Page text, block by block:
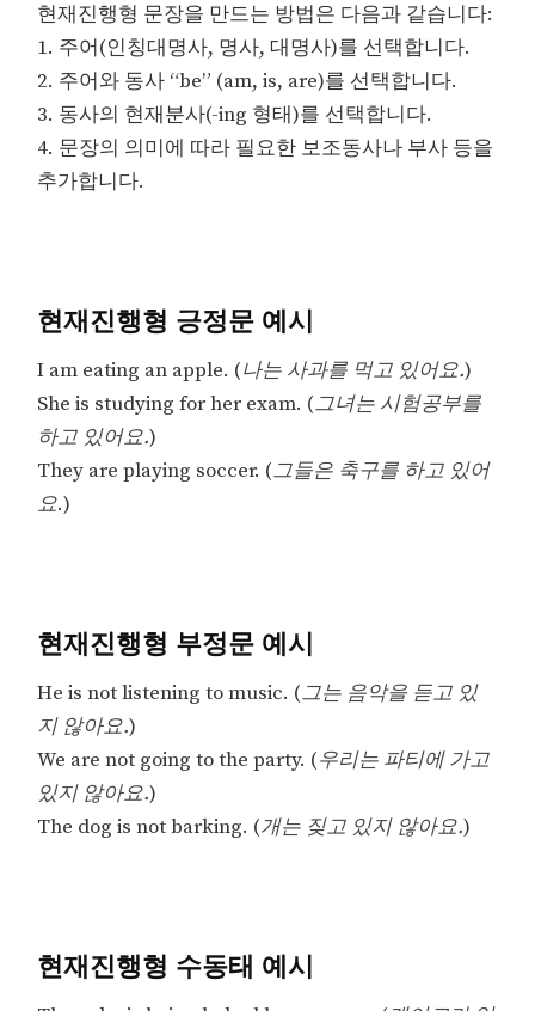
현재진행형 문장을 만드는 방법은 다음과 같습니다:
1. 주어(인칭대명사, 명사, 대명사)를 선택합니다.
2. 주어와 동사 “be” (am, is, are)를 선택합니다.
3. 동사의 현재분사(-ing 형태)를 선택합니다.
4. 문장의 의미에 따라 필요한 보조동사나 부사 등을
추가합니다.
현재진행형 긍정문 예시
I am eating an apple. (나는 사과를 먹고 있어요.)
She is studying for her exam. (그녀는 시험공부를
하고 있어요.)
They are playing soccer. (그들은 축구를 하고 있어
요.)
현재진행형 부정문 예시
He is not listening to music. (그는 음악을 듣고 있
지 않아요.)
We are not going to the party. (우리는 파티에 가고
있지 않아요.)
The dog is not barking. (개는 짖고 있지 않아요.)
현재진행형 수동태 예시